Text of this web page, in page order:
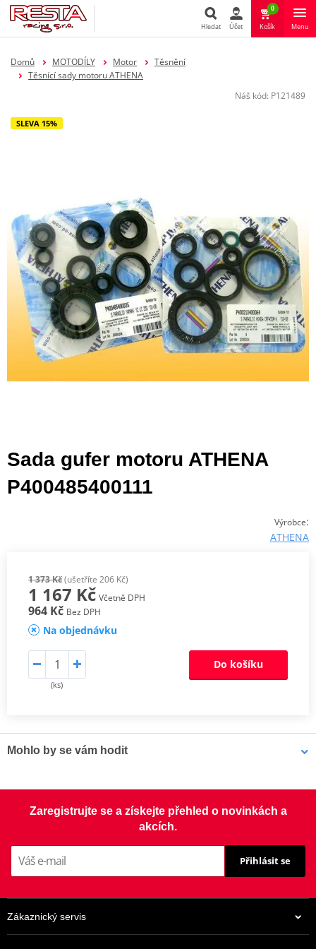
Hledat Účet
0
Košík Menu
Domů MOTODÍLY Motor
Těsnění
Těsnící sady motoru ATHENA
Náš kód: P121489
SLEVA 15%
Sada gufer motoru ATHENA
P400485400111
Výrobce:
ATHENA
1 373 Kč(ušetříte 206 Kč)
1 167 Kč Včetně DPH
964 Kč Bez DPH
Na objednávku
(ks)
Do košíku
Mohlo by se vám hodit
Zaregistrujte se a získejte přehled o novinkách a
akcích.
Přihlásit se
Zákaznický servis